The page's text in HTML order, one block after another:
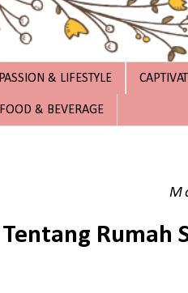
PASSION & LIFESTYLE
FOOD & BEVERAGE
Tentang Rumah